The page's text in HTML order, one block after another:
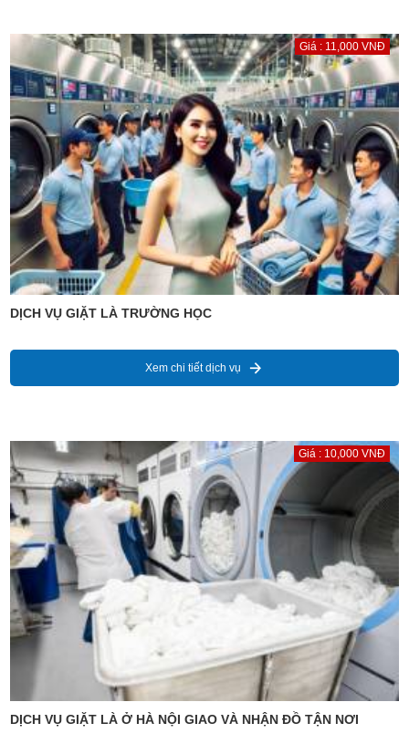
Giá : 11,000 VNĐ
DỊCH VỤ GIẶT LÀ TRƯỜNG HỌC
Xem chi tiết dịch vụ
Giá : 10,000 VNĐ
DỊCH VỤ GIẶT LÀ Ở HÀ NỘI GIAO VÀ NHẬN ĐỒ TẬN NƠI